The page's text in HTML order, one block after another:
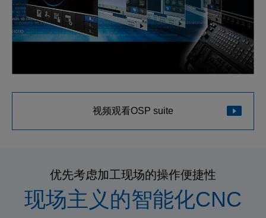
视频观看OSP suite
优先考虑加工现场的操作便捷性
现场主义的智能化CNC